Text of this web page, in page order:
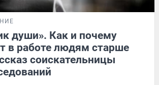
души». Как и почему
в работе людям старше
соискательницы